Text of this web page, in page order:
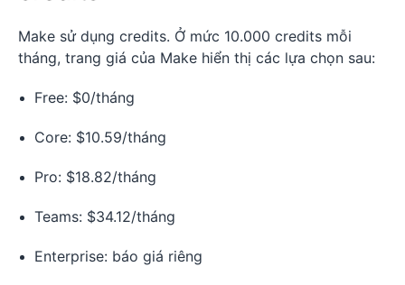
Make sử dụng credits. Ở mức 10.000 credits mỗi
tháng, trang giá của Make hiển thị các lựa chọn sau:
Free: $0/tháng
Core: $10.59/tháng
Pro: $18.82/tháng
Teams: $34.12/tháng
Enterprise: báo giá riêng